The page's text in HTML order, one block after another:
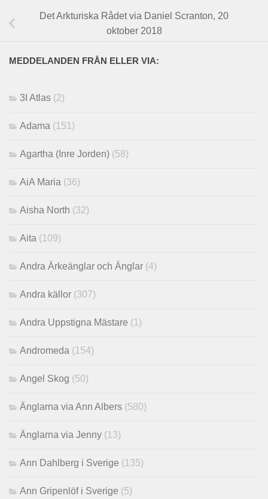
Det Arkturiska Rådet via Daniel Scranton, 20
oktober 2018
MEDDELANDEN FRÅN ELLER VIA:
3I Atlas (2)
Adama (151)
Agartha (Inre Jorden) (58)
AiA Maria (36)
Aisha North (32)
Aita (109)
Andra Ärkeänglar och Änglar (4)
Andra källor (307)
Andra Uppstigna Mästare (1)
Andromeda (154)
Angel Skog (50)
Änglarna via Ann Albers (580)
Änglarna via Jenny (13)
Ann Dahlberg i Sverige (135)
Ann Gripenlöf i Sverige (5)